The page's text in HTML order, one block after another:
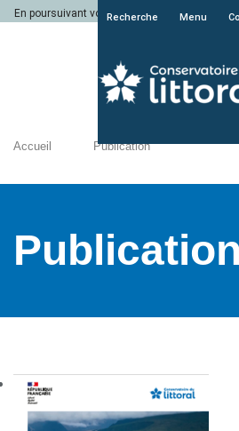
En poursuivant votre navigation sur le site
Recherche Menu
Accueil Publication
Publication